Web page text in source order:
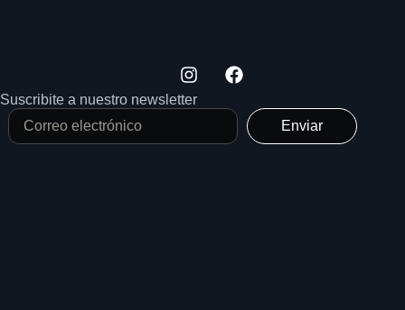
Suscribite a nuestro newsletter
Enviar